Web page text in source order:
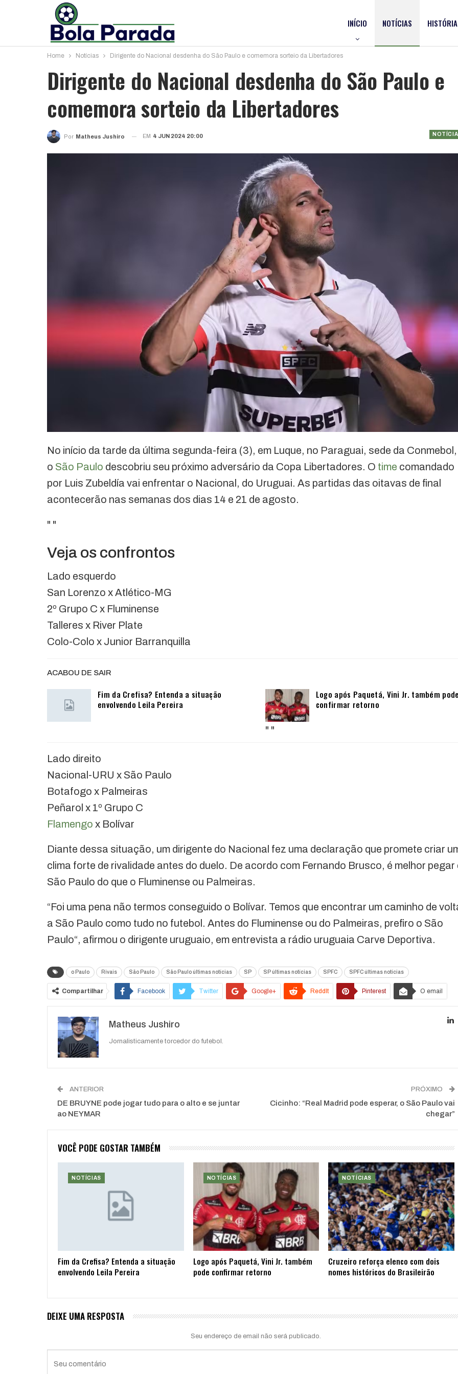
INÍCIO NOTÍCIAS HISTÓRIA
Home Notícias Dirigente do Nacional desdenha do São Paulo e comemora sorteio da Libertadores
Dirigente do Nacional desdenha do São Paulo e
comemora sorteio da Libertadores
Por Matheus Jushiro EM 4 JUN 2024 20:00
No início da tarde da última segunda-feira (3), em Luque, no Paraguai, sede da Conmebol,
o São Paulo descobriu seu próximo adversário da Copa Libertadores. O time comandado
por Luis Zubeldía vai enfrentar o Nacional, do Uruguai. As partidas das oitavas de final
acontecerão nas semanas dos dias 14 e 21 de agosto.
" "
Veja os confrontos
Lado esquerdo
San Lorenzo x Atlético-MG
2º Grupo C x Fluminense
Talleres x River Plate
Colo-Colo x Junior Barranquilla
ACABOU DE SAIR
Fim da Crefisa? Entenda a situação
envolvendo Leila Pereira
Logo após Paquetá, Vini Jr. também pode
confirmar retorno
" "
Lado direito
Nacional-URU x São Paulo
Botafogo x Palmeiras
Peñarol x 1º Grupo C
Flamengo x Bolívar
Diante dessa situação, um dirigente do Nacional fez uma declaração que promete criar
clima forte de rivalidade antes do duelo. De acordo com Fernando Brusco, é melhor pegar
São Paulo do que o Fluminense ou Palmeiras.
“Foi uma pena não termos conseguido o Bolívar. Temos que encontrar um caminho de
a São Paulo como tudo no futebol. Antes do Fluminense ou do Palmeiras, prefiro o São
Paulo“, afirmou o dirigente uruguaio, em entrevista a rádio uruguaia Carve Deportiva.
o Paulo Rivais São Paulo São Paulo últimas notícias SP SP últimas notícias SPFC SPFC últimas notícias
Compartilhar Facebook Twitter Google+ ReddIt Pinterest O email
Matheus Jushiro
Jornalisticamente torcedor do futebol.
ANTERIOR
DE BRUYNE pode jogar tudo para o alto e se juntar
ao NEYMAR
PRÓXIMO
Cicinho: “Real Madrid pode esperar, o São Paulo vai
chegar”
VOCÊ PODE GOSTAR TAMBÉM
NOTÍCIAS
Fim da Crefisa? Entenda a situação
envolvendo Leila Pereira
NOTÍCIAS
Logo após Paquetá, Vini Jr. também
pode confirmar retorno
NOTÍCIAS
Cruzeiro reforça elenco com dois
nomes históricos do Brasileirão
DEIXE UMA RESPOSTA
Seu endereço de email não será publicado.